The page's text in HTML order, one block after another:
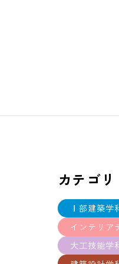
カテゴリ
Ⅰ部建築学
インテリア
大工技能学